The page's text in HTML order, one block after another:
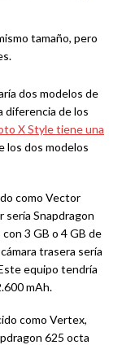
tamaño, pero
dos modelos de
diferencia de los
X Style tiene una
los dos modelos
como Vector
sería Snapdragon
3 GB o 4 GB de
trasera sería
equipo tendría
mAh.
como Vertex,
625 octa